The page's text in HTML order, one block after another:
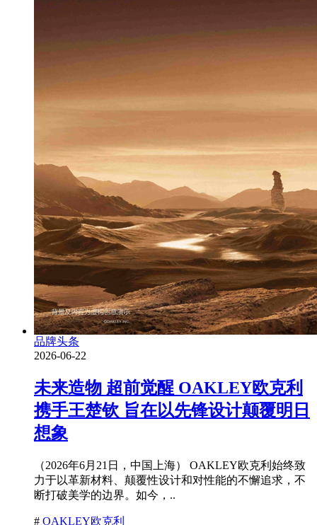
品牌头条
2026-06-22
未来造物 超前觉醒 OAKLEY欧克利
携手王楚钦 旨在以先锋设计颠覆明日
想象
（2026年6月21日，中国上海） OAKLEY欧克利始终致
力于以革新材料、颠覆性设计和对性能的不懈追求，不
断打破美学的边界。如今，..
# OAKLEY欧克利